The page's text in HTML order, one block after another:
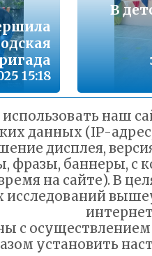
по вопросам
итоговой
основного
общего
льготного
школьного
15:18
В
№60
12:52
наш
данных (IP-
дисплея,
фразы, баннеры, с
на сайте). В
исследований
с
установить